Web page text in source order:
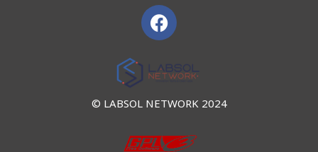
F
a
c
e
b
o
k
© LABSOL NETWORK 2024